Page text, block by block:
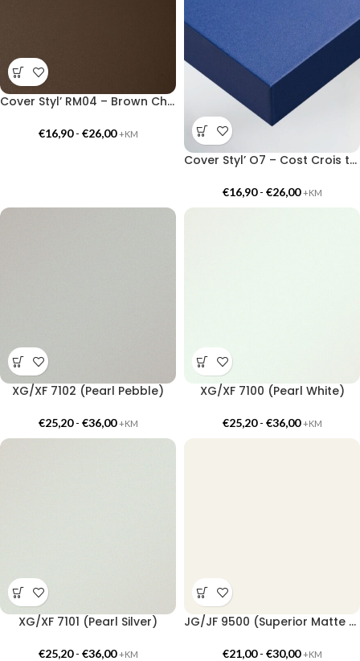
Cover Styl’ RM04 – Brown Chocolate
€16,90- €26,00 +KM
Cover Styl’ O7 – Cost Crois tumesinine
€16,90- €26,00 +KM
XG/XF 7102 (Pearl Pebble)
€25,20- €36,00 +KM
XG/XF 7100 (Pearl White)
€25,20- €36,00 +KM
XG/XF 7101 (Pearl Silver)
€25,20- €36,00 +KM
JG/JF 9500 (Superior Matte Solid White)
€21,00- €30,00 +KM